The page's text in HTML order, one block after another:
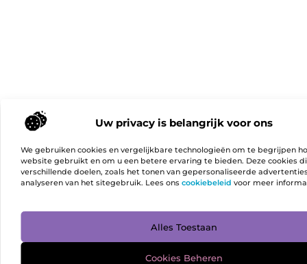
Uw privacy is belangrijk voor ons
We gebruiken cookies en vergelijkbare technologieën om te begrijpen
website gebruikt en om u een betere ervaring te bieden. Deze cookies
verschillende doelen, zoals het tonen van gepersonaliseerde
analyseren van het sitegebruik. Lees ons cookiebeleid voor meer
Alles Toestaan
Cookies Beheren